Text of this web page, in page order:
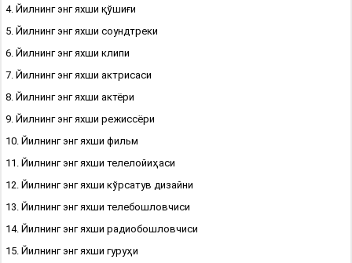
4. Йилнинг энг яхши қўшиғи
5. Йилнинг энг яхши соундтреки
6. Йилнинг энг яхши клипи
7. Йилнинг энг яхши актрисаси
8. Йилнинг энг яхши актёри
9. Йилнинг энг яхши режиссёри
10. Йилнинг энг яхши фильм
11. Йилнинг энг яхши телелойиҳаси
12. Йилнинг энг яхши кўрсатув дизайни
13. Йилнинг энг яхши телебошловчиси
14. Йилнинг энг яхши радиобошловчиси
15. Йилнинг энг яхши гуруҳи